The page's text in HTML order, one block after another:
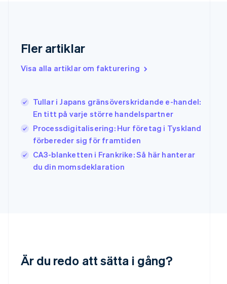
Fler artiklar
Visa alla artiklar om fakturering
Tullar i Japans gränsöverskridande e-handel:
En titt på varje större handelspartner
Processdigitalisering: Hur företag i Tyskland
förbereder sig för framtiden
CA3-blanketten i Frankrike: Så här hanterar
du din momsdeklaration
Är du redo att sätta i gång?
Hongkong SAR, Kina
English 简体中文
Indien
English
Italien
Italiano English
Japan
English
Kanada
EnglishFrançais
Kroatien
Français Deutsch English